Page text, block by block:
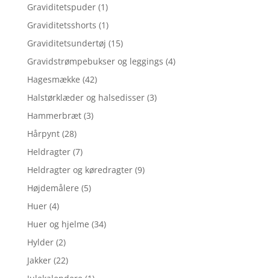
Graviditetspuder (1)
Graviditetsshorts (1)
Graviditetsundertøj (15)
Gravidstrømpebukser og leggings (4)
Hagesmække (42)
Halstørklæder og halsedisser (3)
Hammerbræt (3)
Hårpynt (28)
Heldragter (7)
Heldragter og køredragter (9)
Højdemålere (5)
Huer (4)
Huer og hjelme (34)
Hylder (2)
Jakker (22)